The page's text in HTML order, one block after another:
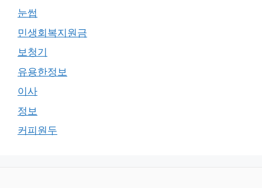
눈썹
민생회복지원금
보청기
유용한정보
이사
정보
커피원두